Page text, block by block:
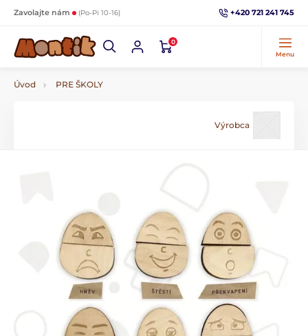
Zavolajte nám (Po-Pi 10-16) +420 721 241 745
0
Menu
Úvod PRE ŠKOLY
Výrobca